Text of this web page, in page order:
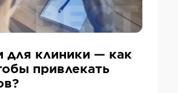
для клиники — как
привлекать